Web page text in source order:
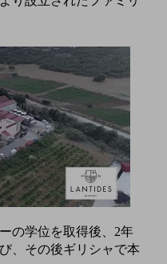
の学位を取得後、2年
、その後ギリシャで本